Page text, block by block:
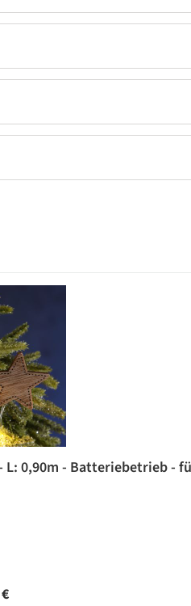
L: 0,90m - Batteriebetrieb -
Preis: